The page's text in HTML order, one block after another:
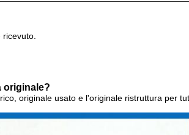
originale?
originale usato e l'originale ristruttura per